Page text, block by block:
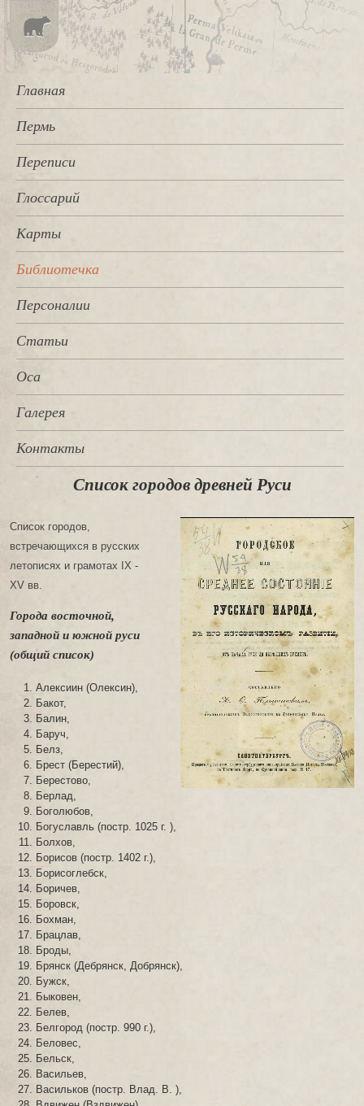
Главная
Пермь
Переписи
Глоссарий
Карты
Библиотечка
Персоналии
Статьи
Оса
Галерея
Контакты
Список городов древней Руси
Список городов,
встречающихся в русских
летописях и грамотах IX -
XV вв.
Города восточной,
западной и южной руси
(общий список)
Алексиин (Олексин),
Бакот,
Балин,
Баруч,
Белз,
Брест (Берестий),
Берестово,
Берлад,
Боголюбов,
Богуславль (постр. 1025 г. ),
Болхов,
Борисов (постр. 1402 г.),
Борисоглебск,
Боричев,
Боровск,
Бохман,
Брацлав,
Броды,
Брянск (Дебрянск, Добрянск),
Бужск,
Быковен,
Белев,
Белгород (постр. 990 г.),
Беловес,
Бельск,
Васильев,
Васильков (постр. Влад. В. ),